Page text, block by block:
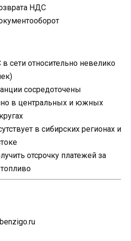
НДС
сети относительно невелико
сосредоточены
в центральных и южных
в сибирских регионах и
отсрочку платежей за
benzigo.ru